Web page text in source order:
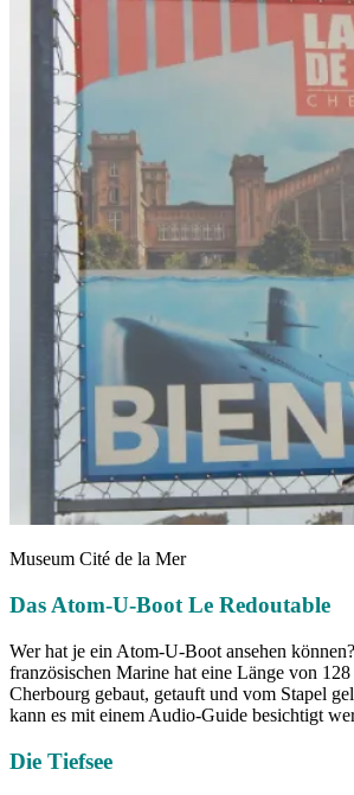
Museum Cité de la Mer
Das Atom-U-Boot Le Redoutable
Wer hat je ein Atom-U-Boot ansehen
französischen Marine hat eine Länge von
Cherbourg gebaut, getauft und vom Stapel
kann es mit einem Audio-Guide besichtigt
Die Tiefsee